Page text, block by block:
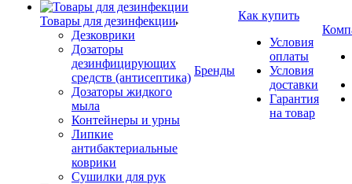
Товары для дезинфекции
Дезковрики
Дозаторы
дезинфицирующих
средств (антисептика)
Дозаторы жидкого
мыла
Контейнеры и урны
Липкие
антибактериальные
коврики
Сушилки для рук
Бренды
Как купить
Условия
оплаты
Условия
доставки
Гарантия
на товар